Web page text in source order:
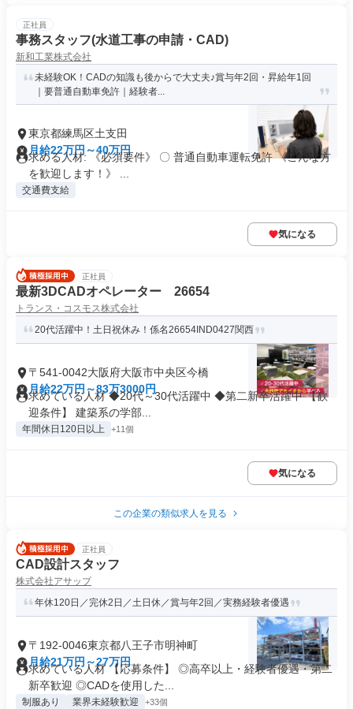
正社員
事務スタッフ(水道工事の申請・CAD)
新和工業株式会社
未経験OK！CADの知識も後からで大丈夫♪賞与年2回・昇給年1回
｜要普通自動車免許｜経験者...
東京都練馬区土支田
月給22万円～40万円
求める人材: 《必須要件》 〇 普通自動車運転免許 《こんな方
を歓迎します！》 ...
交通費支給
気になる
正社員
最新3DCADオペレーター 26654
トランス・コスモス株式会社
20代活躍中！土日祝休み！係名26654IND0427関西
〒541-0042大阪府大阪市中央区今橋
月給22万円～83万3000円
求めている人材 ◆20代～30代活躍中 ◆第二新卒活躍中 【歓
迎条件】 建築系の学部...
年間休日120日以上 +11個
気になる
この企業の類似求人を見る
正社員
CAD設計スタッフ
株式会社アサップ
年休120日／完休2日／土日休／賞与年2回／実務経験者優遇
〒192-0046東京都八王子市明神町
月給21万円～27万円
求めている人材 【応募条件】 ◎高卒以上・経験者優遇・第二
新卒歓迎 ◎CADを使用した...
制服あり 業界未経験歓迎 +33個